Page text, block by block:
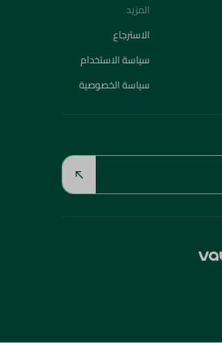
المزيد
الاسترجاع
سياسة الاستخدام
سياسة الخصوصية